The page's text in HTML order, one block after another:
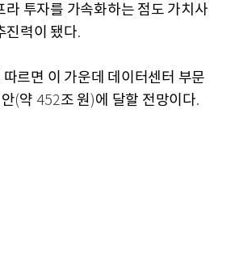
라 투자를 가속화하는 점도 가치사
진력이 됐다.
르면 이 가운데 데이터센터 부문
(약 452조 원 )에 달할 전망이다.